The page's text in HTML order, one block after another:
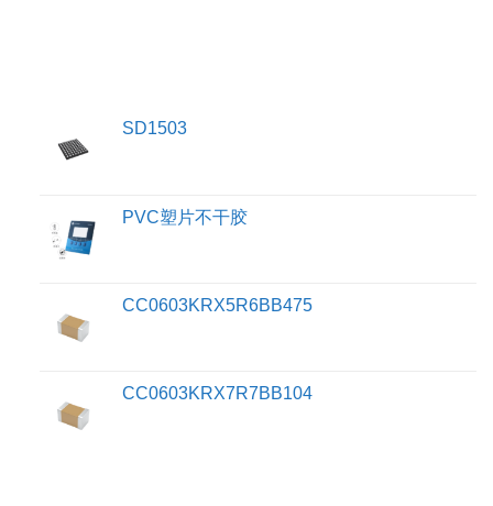
SD1503
PVC塑片不干胶
CC0603KRX5R6BB475
CC0603KRX7R7BB104